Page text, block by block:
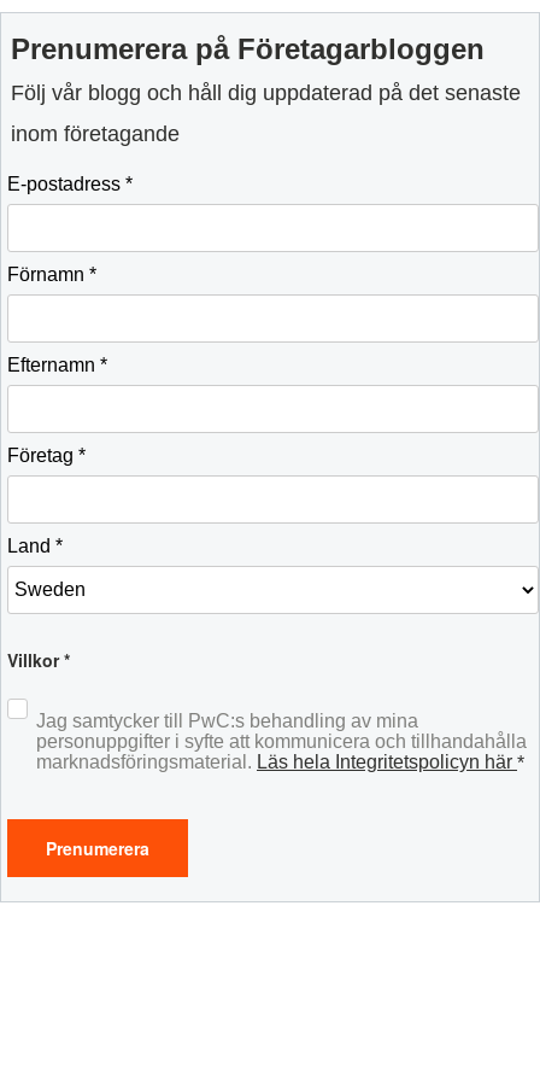
Prenumerera på Företagarbloggen
Följ vår blogg och håll dig uppdaterad på det senaste
inom företagande
E-postadress *
Förnamn *
Efternamn *
Företag *
Land *
Villkor *
Jag samtycker till PwC:s behandling av mina
personuppgifter i syfte att kommunicera och tillhandahålla
marknadsföringsmaterial. Läs hela Integritetspolicyn här *
Prenumerera